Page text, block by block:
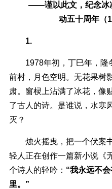
——谨以此文，纪念冰
动五十周年（
1.
1978年初，丁巳年，隆
前村，月色空明。无花果树
肃。窗棂上沾满了冰花，像
了古人的诗。是谁说，水寒
灭？
烛火摇曳，把一个伏案
轻人正在创作一篇新小说《
个诗人的轻吟： “我永远不
里。”